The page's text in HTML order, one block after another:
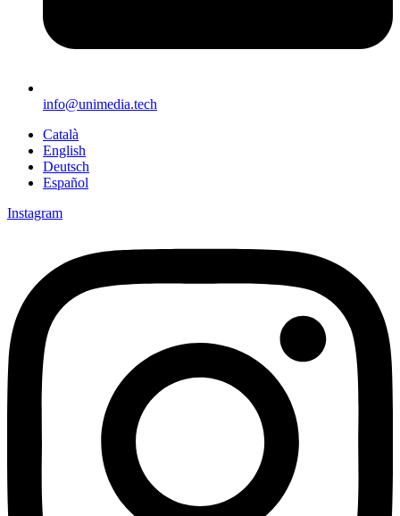
info@unimedia.tech
Català
English
Deutsch
Español
Instagram